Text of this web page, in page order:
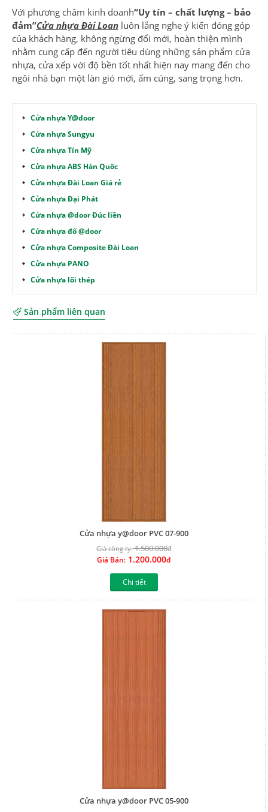
Với phương châm kinh doanh“Uy tín – chất lượng – bảo
đảm”Cửa nhựa Đài Loanluôn lắng nghe ý kiến đóng góp
của khách hàng, không ngừng đổi mới, hoàn thiện mình
nhằm cung cấp đến người tiêu dùng những sản phẩm cửa
nhựa, cửa xếp với độ bền tốt nhất hiện nay mang đến cho
ngôi nhà bạn một làn gió mới, ấm cúng, sang trọng hơn.
Cửa nhựa Y@door
Cửa nhựa Sungyu
Cửa nhựa Tín Mỹ
Cửa nhựa ABS Hàn Quốc
Cửa nhựa Đài Loan Giá rẻ
Cửa nhựa Đại Phát
Cửa nhựa @door Đúc liền
Cửa nhựa đố @door
Cửa nhựa Composite Đài Loan
Cửa nhựa PANO
Cửa nhựa lõi thép
Sản phẩm liên quan
Cửa nhựa y@door PVC 07-900
Giá công ty:1.500.000đ
Giá Bán: 1.200.000đ
Chi tiết
Cửa nhựa y@door PVC 05-900